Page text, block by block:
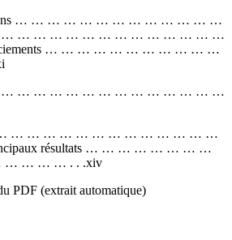
… … … … … … … … … … … … …
… … … … … … … … … … … … … … …
… … … … … … … … … … …
… … … … … … … … … … … … … … …
… … … … … … … … … … … … … …
résultats … … … … … … … …
… … … . . .xiv
PDF (extrait automatique)